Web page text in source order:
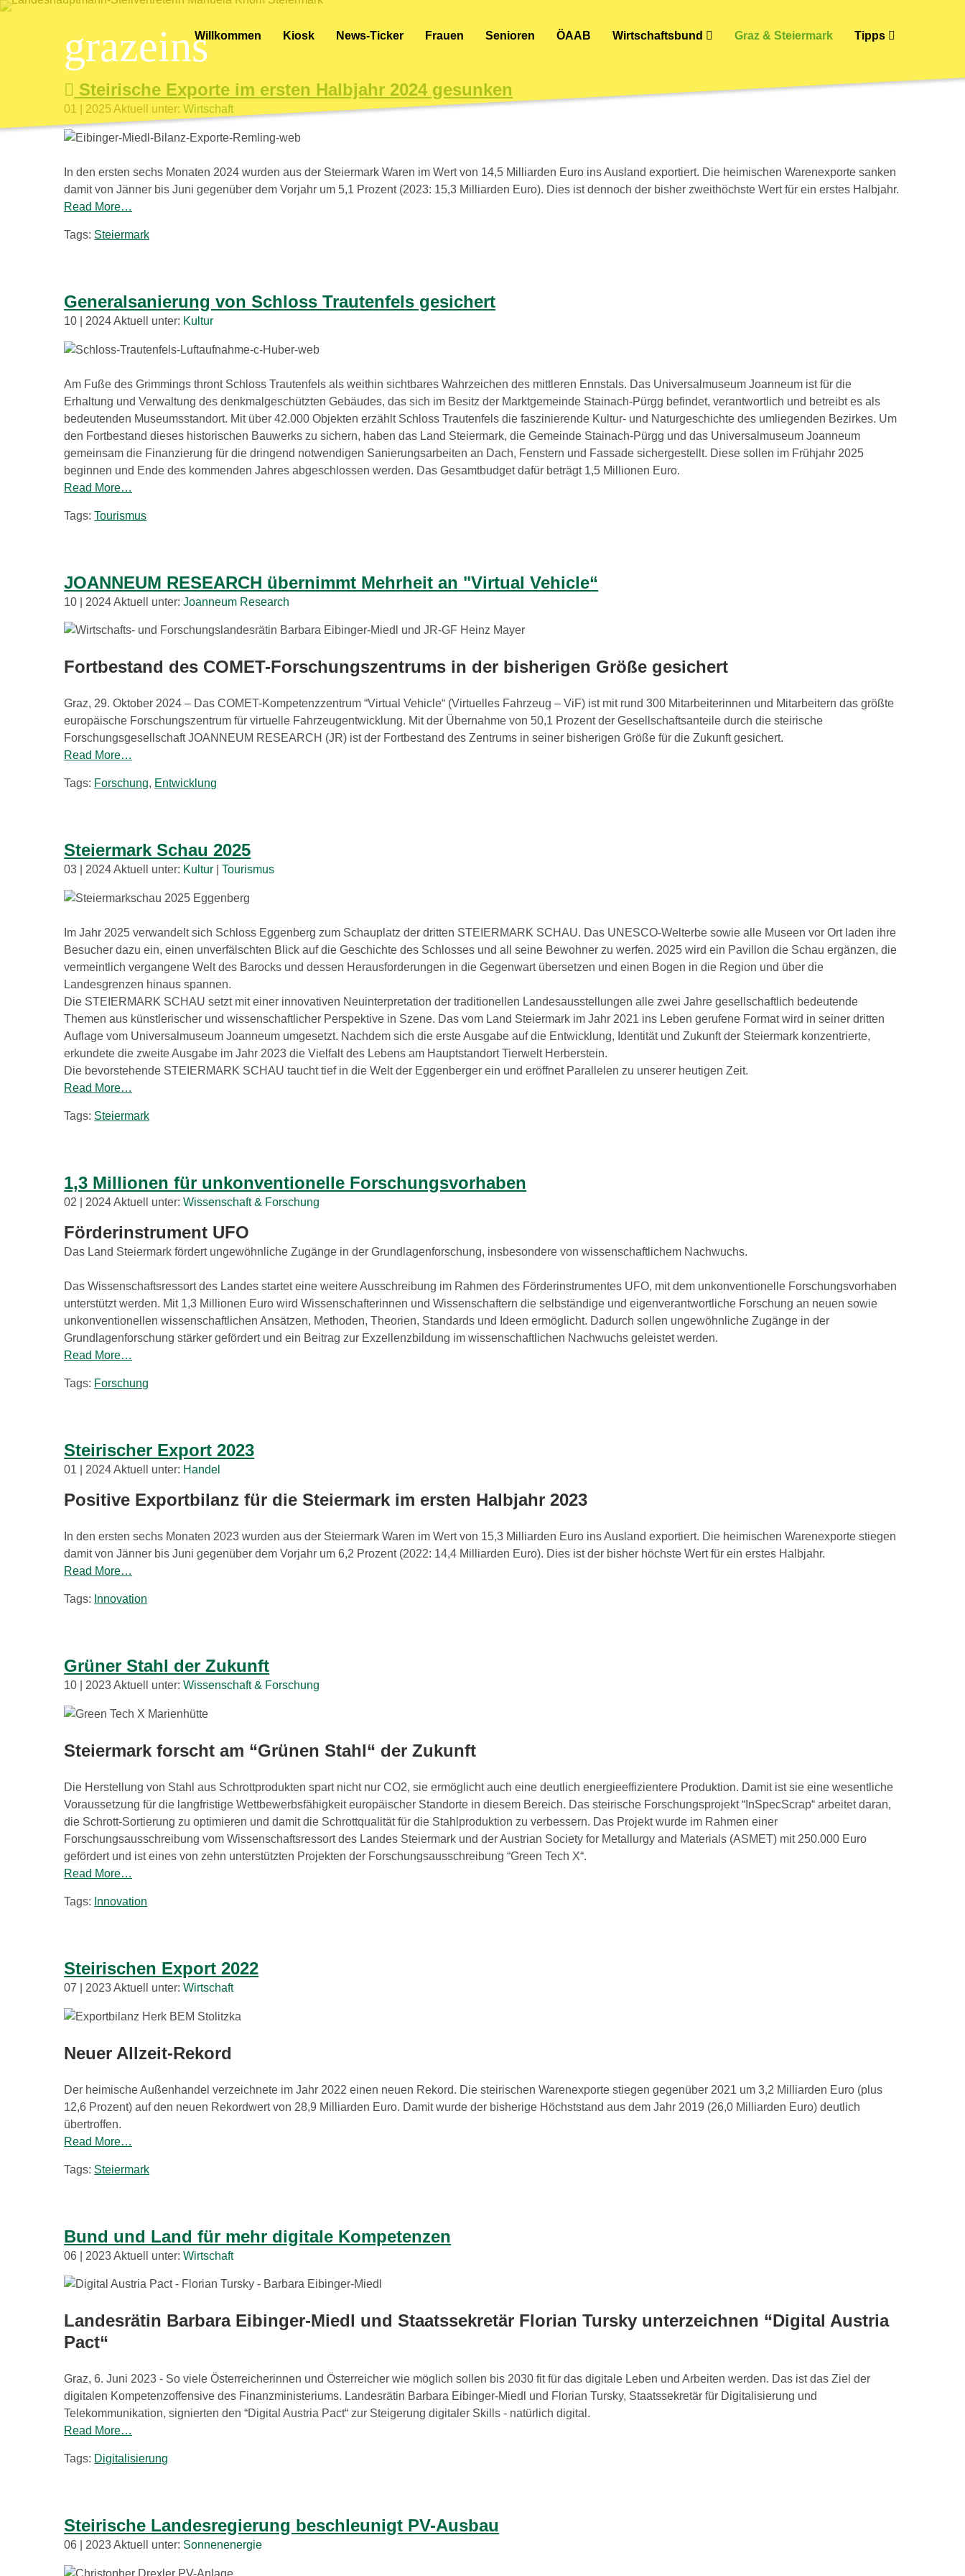
grazeinsWillkommen Kiosk News-Ticker Frauen Senioren ÖAAB Wirtschaftsbund Graz & Steiermark Tipps
Steirische Exporte im ersten Halbjahr 2024 gesunken
01 | 2025 Aktuell unter:Wirtschaft
In den ersten sechs Monaten 2024 wurden aus der Steiermark Waren im Wert von 14,5 Milliarden Euro ins Ausland exportiert. Die heimischen Warenexporte sanken
damit von Jänner bis Juni gegenüber dem Vorjahr um 5,1 Prozent (2023: 15,3 Milliarden Euro). Dies ist dennoch der bisher zweithöchste Wert für ein erstes Halbjahr.
Read More…
Tags: Steiermark
Generalsanierung von Schloss Trautenfels gesichert
10 | 2024 Aktuell unter: Kultur
Am Fuße des Grimmings thront Schloss Trautenfels als weithin sichtbares Wahrzeichen des mittleren Ennstals. Das Universalmuseum Joanneum ist für die
Erhaltung und Verwaltung des denkmalgeschützten Gebäudes, das sich im Besitz der Marktgemeinde Stainach-Pürgg befindet, verantwortlich und betreibt es als
bedeutenden Museumsstandort. Mit über 42.000 Objekten erzählt Schloss Trautenfels die faszinierende Kultur- und Naturgeschichte des umliegenden Bezirkes. Um
den Fortbestand dieses historischen Bauwerks zu sichern, haben das Land Steiermark, die Gemeinde Stainach-Pürgg und das Universalmuseum Joanneum
gemeinsam die Finanzierung für die dringend notwendigen Sanierungsarbeiten an Dach, Fenstern und Fassade sichergestellt. Diese sollen im Frühjahr 2025
beginnen und Ende des kommenden Jahres abgeschlossen werden. Das Gesamtbudget dafür beträgt 1,5 Millionen Euro.
Read More…
Tags:Tourismus
JOANNEUM RESEARCH übernimmt Mehrheit an "Virtual Vehicle“
10 | 2024 Aktuell unter:Joanneum Research
Fortbestand des COMET-Forschungszentrums in der bisherigen Größe gesichert
Graz, 29. Oktober 2024 – Das COMET-Kompetenzzentrum “Virtual Vehicle“ (Virtuelles Fahrzeug – ViF) ist mit rund 300 Mitarbeiterinnen und Mitarbeitern das größte
europäische Forschungszentrum für virtuelle Fahrzeugentwicklung. Mit der Übernahme von 50,1 Prozent der Gesellschaftsanteile durch die steirische
Forschungsgesellschaft JOANNEUM RESEARCH (JR) ist der Fortbestand des Zentrums in seiner bisherigen Größe für die Zukunft gesichert.
Read More…
Tags: Forschung, Entwicklung
Steiermark Schau 2025
03 | 2024 Aktuell unter: Kultur |Tourismus
Im Jahr 2025 verwandelt sich Schloss Eggenberg zum Schauplatz der dritten STEIERMARK SCHAU. Das UNESCO-Welterbe sowie alle Museen vor Ort laden ihre
Besucher dazu ein, einen unverfälschten Blick auf die Geschichte des Schlosses und all seine Bewohner zu werfen. 2025 wird ein Pavillon die Schau ergänzen, die
vermeintlich vergangene Welt des Barocks und dessen Herausforderungen in die Gegenwart übersetzen und einen Bogen in die Region und über die
Landesgrenzen hinaus spannen.
Die STEIERMARK SCHAU setzt mit einer innovativen Neuinterpretation der traditionellen Landesausstellungen alle zwei Jahre gesellschaftlich bedeutende
Themen aus künstlerischer und wissenschaftlicher Perspektive in Szene. Das vom Land Steiermark im Jahr 2021 ins Leben gerufene Format wird in seiner dritten
Auflage vom Universalmuseum Joanneum umgesetzt. Nachdem sich die erste Ausgabe auf die Entwicklung, Identität und Zukunft der Steiermark konzentrierte,
erkundete die zweite Ausgabe im Jahr 2023 die Vielfalt des Lebens am Hauptstandort Tierwelt Herberstein.
Die bevorstehende STEIERMARK SCHAU taucht tief in die Welt der Eggenberger ein und eröffnet Parallelen zu unserer heutigen Zeit.
Read More…
Tags: Steiermark
1,3 Millionen für unkonventionelle Forschungsvorhaben
02 | 2024 Aktuell unter:Wissenschaft & Forschung
Förderinstrument UFO
Das Land Steiermark fördert ungewöhnliche Zugänge in der Grundlagenforschung, insbesondere von wissenschaftlichem Nachwuchs.
Das Wissenschaftsressort des Landes startet eine weitere Ausschreibung im Rahmen des Förderinstrumentes UFO, mit dem unkonventionelle Forschungsvorhaben
unterstützt werden. Mit 1,3 Millionen Euro wird Wissenschafterinnen und Wissenschaftern die selbständige und eigenverantwortliche Forschung an neuen sowie
unkonventionellen wissenschaftlichen Ansätzen, Methoden, Theorien, Standards und Ideen ermöglicht. Dadurch sollen ungewöhnliche Zugänge in der
Grundlagenforschung stärker gefördert und ein Beitrag zur Exzellenzbildung im wissenschaftlichen Nachwuchs geleistet werden.
Read More…
Tags: Forschung
Steirischer Export 2023
01 | 2024 Aktuell unter: Handel
Positive Exportbilanz für die Steiermark im ersten Halbjahr 2023
In den ersten sechs Monaten 2023 wurden aus der Steiermark Waren im Wert von 15,3 Milliarden Euro ins Ausland exportiert. Die heimischen Warenexporte stiegen
damit von Jänner bis Juni gegenüber dem Vorjahr um 6,2 Prozent (2022: 14,4 Milliarden Euro). Dies ist der bisher höchste Wert für ein erstes Halbjahr.
Read More…
Tags: Innovation
Grüner Stahl der Zukunft
10 | 2023 Aktuell unter:Wissenschaft & Forschung
Steiermark forscht am “Grünen Stahl“ der Zukunft
Die Herstellung von Stahl aus Schrottprodukten spart nicht nur CO2, sie ermöglicht auch eine deutlich energieeffizientere Produktion. Damit ist sie eine wesentliche
Voraussetzung für die langfristige Wettbewerbsfähigkeit europäischer Standorte in diesem Bereich. Das steirische Forschungsprojekt “InSpecScrap“ arbeitet daran,
die Schrott-Sortierung zu optimieren und damit die Schrottqualität für die Stahlproduktion zu verbessern. Das Projekt wurde im Rahmen einer
Forschungsausschreibung vom Wissenschaftsressort des Landes Steiermark und der Austrian Society for Metallurgy and Materials (ASMET) mit 250.000 Euro
gefördert und ist eines von zehn unterstützten Projekten der Forschungsausschreibung “Green Tech X“.
Read More…
Tags: Innovation
Steirischen Export 2022
07 | 2023 Aktuell unter:Wirtschaft
Neuer Allzeit-Rekord
Der heimische Außenhandel verzeichnete im Jahr 2022 einen neuen Rekord. Die steirischen Warenexporte stiegen gegenüber 2021 um 3,2 Milliarden Euro (plus
12,6 Prozent) auf den neuen Rekordwert von 28,9 Milliarden Euro. Damit wurde der bisherige Höchststand aus dem Jahr 2019 (26,0 Milliarden Euro) deutlich
übertroffen.
Read More…
Tags: Steiermark
Bund und Land für mehr digitale Kompetenzen
06 | 2023 Aktuell unter:Wirtschaft
Landesrätin Barbara Eibinger-Miedl und Staatssekretär Florian Tursky unterzeichnen “Digital Austria
Pact“
Graz, 6. Juni 2023 - So viele Österreicherinnen und Österreicher wie möglich sollen bis 2030 fit für das digitale Leben und Arbeiten werden. Das ist das Ziel der
digitalen Kompetenzoffensive des Finanzministeriums. Landesrätin Barbara Eibinger-Miedl und Florian Tursky, Staatssekretär für Digitalisierung und
Telekommunikation, signierten den “Digital Austria Pact“ zur Steigerung digitaler Skills - natürlich digital.
Read More…
Tags: Digitalisierung
Steirische Landesregierung beschleunigt PV-Ausbau
06 | 2023 Aktuell unter: Sonnenenergie